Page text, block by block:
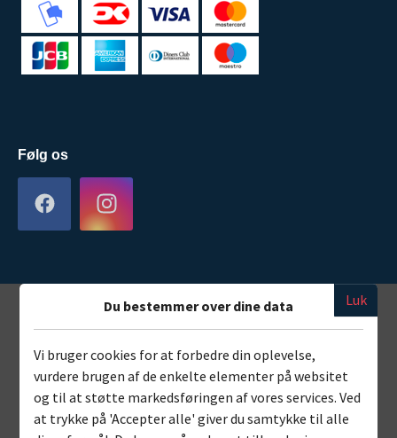
Følg os
Luk
Du bestemmer over dine data
Vi bruger cookies for at forbedre din oplevelse,
vurdere brugen af de enkelte elementer på websitet
og til at støtte markedsføringen af vores services. Ved
at trykke på 'Accepter alle' giver du samtykke til alle